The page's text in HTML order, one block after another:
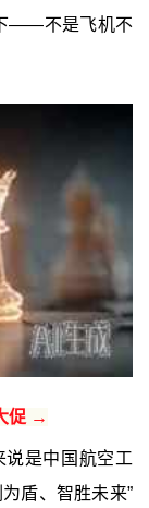
——不是飞机不
促 →
是中国航空工
盾、智胜未来”